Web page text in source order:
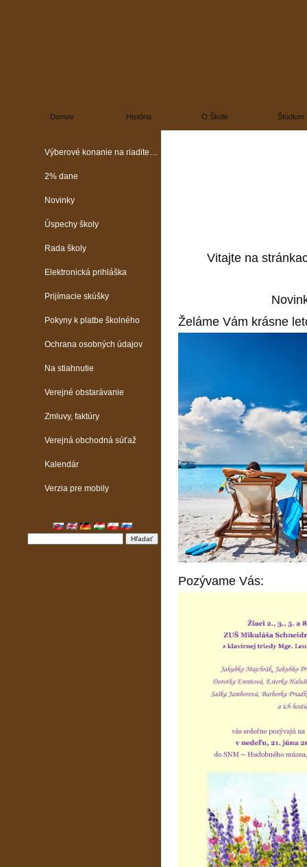
Domov História O Škole Štúdium
Výberové konanie na riaditeľa školy
2% dane
Novinky
Úspechy školy
Rada školy
Elektronická prihláška
Prijímacie skúšky
Pokyny k platbe školného
Ochrana osobných údajov
Na stiahnutie
Verejné obstarávanie
Zmluvy, faktúry
Verejná obchodná súťaž
Kalendár
Verzia pre mobily
Vitajte na
Želáme Vám krásne
Pozývame Vás: